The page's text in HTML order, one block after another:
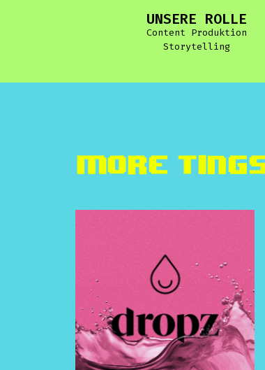
UNSERE ROLLE
Content Produktion
Storytelling
More